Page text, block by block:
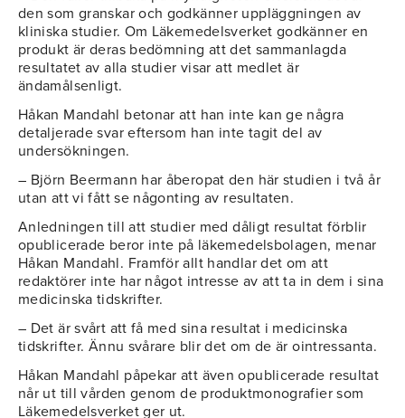
den som granskar och godkänner uppläggningen av
kliniska studier. Om Läkemedelsverket godkänner en
produkt är deras bedömning att det sammanlagda
resultatet av alla studier visar att medlet är
ändamålsenligt.
Håkan Mandahl betonar att han inte kan ge några
detaljerade svar eftersom han inte tagit del av
undersökningen.
– Björn Beermann har åberopat den här studien i två år
utan att vi fått se någonting av resultaten.
Anledningen till att studier med dåligt resultat förblir
opublicerade beror inte på läkemedelsbolagen, menar
Håkan Mandahl. Framför allt handlar det om att
redaktörer inte har något intresse av att ta in dem i sina
medicinska tidskrifter.
– Det är svårt att få med sina resultat i medicinska
tidskrifter. Ännu svårare blir det om de är ointressanta.
Håkan Mandahl påpekar att även opublicerade resultat
når ut till vården genom de produktmonografier som
Läkemedelsverket ger ut.